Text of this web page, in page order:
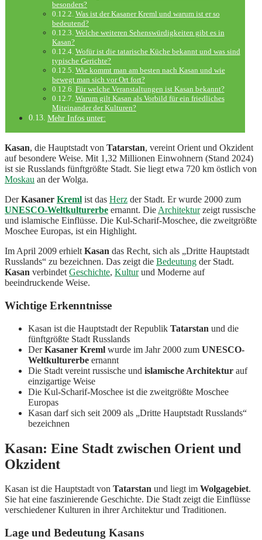
besonders?
Was ist der Kasaner Kreml und warum ist er so
bedeutend?
Welche weiteren Sehenswürdigkeiten gibt es in
Kasan?
Wofür ist die tatarische Küche bekannt und was sind
typische Gerichte?
Wie kommt man am besten nach Kasan und wie
bewegt man sich vor Ort fort?
Für welche Veranstaltungen ist Kasan bekannt?
Warum gilt Kasan als Vorbild für ein friedliches
Miteinander der Kulturen?
Mehr Infos unter:
Kasan, die Hauptstadt von Tatarstan, vereint Orient und Okzident
auf besondere Weise. Mit 1,32 Millionen Einwohnern (Stand 2024)
ist sie Russlands fünftgrößte Stadt. Sie liegt etwa 720 km östlich von
Moskau an der Wolga.
DerKasaner Kreml ist das Herz der Stadt. Er wurde 2000 zum
UNESCO-Weltkulturerbe ernannt. Die Architekturzeigt russische
und islamische Einflüsse. Die Kul-Scharif-Moschee, die zweitgrößte
Moschee Europas, ist ein Highlight.
Im April 2009 erhielt Kasan das Recht, sich als „Dritte Hauptstadt
Russlands“ zu bezeichnen. Das zeigt die Bedeutung der Stadt.
Kasan verbindet Geschichte, Kulturund Moderne auf
beeindruckende Weise.
Wichtige Erkenntnisse
Kasan ist die Hauptstadt der Republik Tatarstan und die
fünftgrößte Stadt Russlands
DerKasaner Kreml wurde im Jahr 2000 zum UNESCO-
Weltkulturerbe ernannt
Die Stadt vereint russische und islamische Architektur auf
einzigartige Weise
Die Kul-Scharif-Moschee ist die zweitgrößte Moschee
Europas
Kasan darf sich seit 2009 als „Dritte Hauptstadt Russlands“
bezeichnen
Kasan: Eine Stadt zwischen Orient und
Okzident
Kasan ist die Hauptstadt von Tatarstan und liegt im Wolgagebiet.
Sie hat eine faszinierende Geschichte. Die Stadt zeigt die Einflüsse
verschiedener Kulturen in ihrer Architektur und Traditionen.
Lage und Bedeutung Kasans